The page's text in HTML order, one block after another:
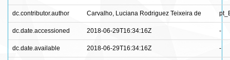
dc.contributor.author Carvalho, Luciana Rodriguez Teixeira de
dc.date.accessioned 2018-06-29T16:34:16Z -
dc.date.available 2018-06-29T16:34:16Z -